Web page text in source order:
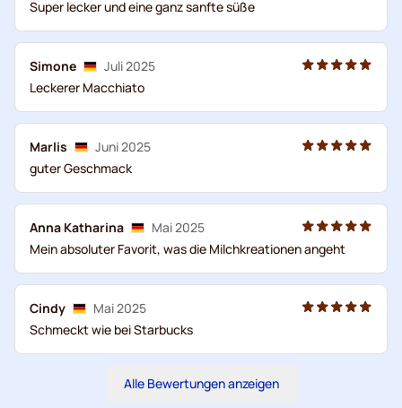
Super lecker und eine ganz sanfte süße
Simone
Juli 2025
Leckerer Macchiato
Marlis
Juni 2025
guter Geschmack
Anna Katharina
Mai 2025
Mein absoluter Favorit, was die Milchkreationen angeht
Cindy
Mai 2025
Schmeckt wie bei Starbucks
Alle Bewertungen anzeigen